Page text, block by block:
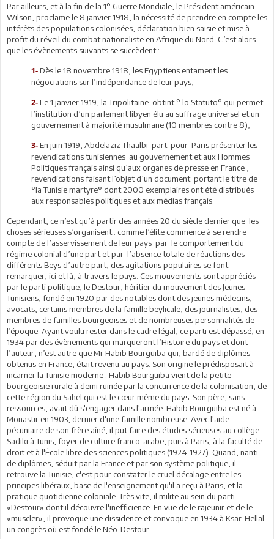
Par ailleurs, et à la fin de la 1° Guerre Mondiale, le Président américain
Wilson, proclame le 8 janvier 1918, la nécessité de prendre en compte les
intérêts des populations colonisées, déclaration bien saisie et mise à
profit du réveil du combat nationaliste en Afrique du Nord. C’est alors
que les évènements suivants se succèdent :
1- Dès le 18 novembre 1918, les Egyptiens entament les
négociations sur l’indépendance de leur pays,
2- Le 1 janvier 1919, la Tripolitaine obtint ° lo Statuto° qui permet
l’institution d’un parlement libyen élu au suffrage universel et un
gouvernement à majorité musulmane (10 membres contre 8),
3- En juin 1919, Abdelaziz Thaalbi part pour Paris présenter les
revendications tunisiennes au gouvernement et aux Hommes
Politiques français ainsi qu’aux organes de presse en France ,
revendications faisant l’objet d’un document portant le titre de
°la Tunisie martyre° dont 2000 exemplaires ont été distribués
aux responsables politiques et aux médias français.
Cependant, ce n’est qu’à partir des années 20 du siècle dernier que les
choses sérieuses s’organisent : comme l’élite commence à se rendre
compte de l’asservissement de leur pays par le comportement du
régime colonial d’une part et par l’absence totale de réactions des
différents Beys d’autre part, des agitations populaires se font
remarquer, ici et là, à travers le pays. Ces mouvements sont appréciés
par le parti politique, le Destour, héritier du mouvement des Jeunes
Tunisiens, fondé en 1920 par des notables dont des jeunes médecins,
avocats, certains membres de la famille beylicale, des journalistes, des
membres de familles bourgeoises et de nombreuses personnalités de
l’époque. Ayant voulu rester dans le cadre légal, ce parti est dépassé, en
1934 par des évènements qui marqueront l’Histoire du pays et dont
l’auteur, n’est autre que Mr Habib Bourguiba qui, bardé de diplômes
obtenus en France, était revenu au pays. Son origine le prédisposait à
incarner la Tunisie moderne : Habib Bourguiba vient de la petite
bourgeoisie rurale à demi ruinée par la concurrence de la colonisation, de
cette région du Sahel qui est le cœur même du pays. Son père, sans
ressources, avait dû s'engager dans l'armée. Habib Bourguiba est né à
Monastir en 1903, dernier d'une famille nombreuse. Avec l'aide
pécuniaire de son frère aîné, il put faire des études sérieuses au collège
Sadiki à Tunis, foyer de culture franco-arabe, puis à Paris, à la faculté de
droit et à l'École libre des sciences politiques (1924-1927). Quand, nanti
de diplômes, séduit par la France et par son système politique, il
retrouve la Tunisie, c'est pour constater le cruel décalage entre les
principes libéraux, base de l'enseignement qu'il a reçu à Paris, et la
pratique quotidienne coloniale. Très vite, il milite au sein du parti
«Destour» dont il découvre l'inefficience. En vue de le rajeunir et de le
«muscler», il provoque une dissidence et convoque en 1934 à Ksar-Hellal
un congrès où est fondé le Néo-Destour.